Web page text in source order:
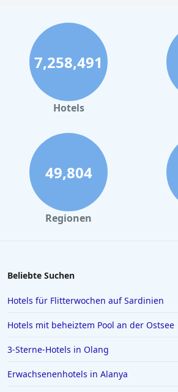
7,258,491
Hotels
49,804
Regionen
Beliebte Suchen
Hotels für Flitterwochen auf Sardinien
Hotels mit beheiztem Pool an der Ostsee
3-Sterne-Hotels in Olang
Erwachsenenhotels in Alanya